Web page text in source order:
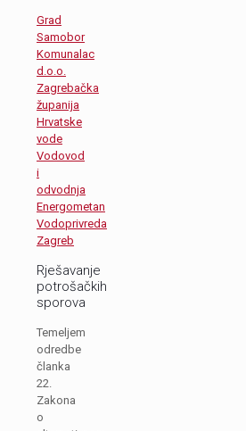
Grad
Samobor
Komunalac
d.o.o.
Zagrebačka
županija
Hrvatske
vode
Vodovod
i
odvodnja
Energometan
Vodoprivreda
Zagreb
Rješavanje
potrošačkih
sporova
Temeljem
odredbe
članka
22.
Zakona
o